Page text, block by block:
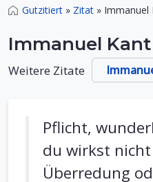
Gutzitiert » Zitat » Immanuel
Immanuel
Weitere Zitate
Pflicht,
du wirkst
Überredung